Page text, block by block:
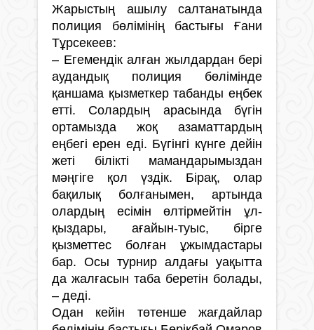
Жарыстың ашылу салтанатында
полиция бөлімінің бастығы Ғани
Тұрсекеев:
– Егемендік алған жылдардан бері
аудандық полиция бөлімінде
қаншама қызметкер табанды еңбек
етті. Солардың арасында бүгін
ортамызда жоқ азаматтардың
еңбегі ерен еді. Бүгінгі күнге дейін
жеті білікті мамандарымыздан
мәңгіге қол үздік. Бірақ, олар
бақилық болғанымен, артында
олардың есімін өлтірмейтін ұл-
қыздары, ағайын-туыс, бірге
қызметтес болған ұжымдастары
бар. Осы турнир алдағы уақытта
да жалғасын таба беретін болады,
– деді.
Одан кейін төтенше жағдайлар